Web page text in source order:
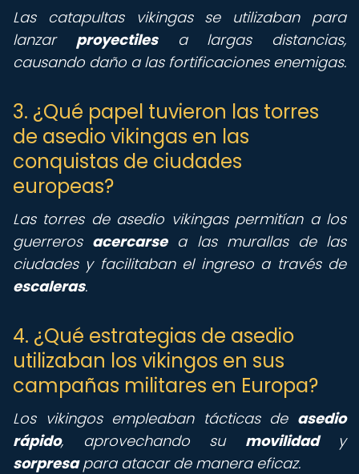
Las catapultas vikingas se utilizaban para
lanzar proyectilesa largas distancias,
causando daño a las fortificaciones enemigas.
3. ¿Qué papel tuvieron las torres
de asedio vikingas en las
conquistas de ciudades
europeas?
Las torres de asedio vikingas permitían a los
guerreros acercarsea las murallas de las
ciudades y facilitaban el ingreso a través de
escaleras.
4. ¿Qué estrategias de asedio
utilizaban los vikingos en sus
campañas militares en Europa?
Los vikingos empleaban tácticas de asedio
rápido, aprovechando su movilidady
sorpresapara atacar de manera eficaz.